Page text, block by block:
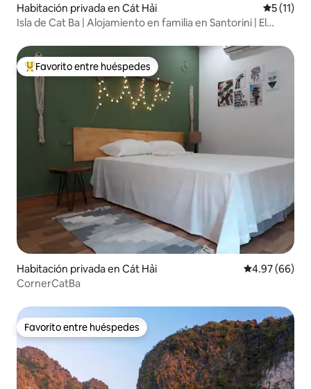
Habitación privada en Cát Hải
5 (11)
Isla de Cat Ba | Alojamiento en familia en Santorini | El
Favorito entre huéspedes preferido
Favorito entre huéspedes
Habitación privada en Cát Hải Calificación
4.97 (66)
CornerCatBa
Favorito entre huéspedes
Favorito entre huéspedes